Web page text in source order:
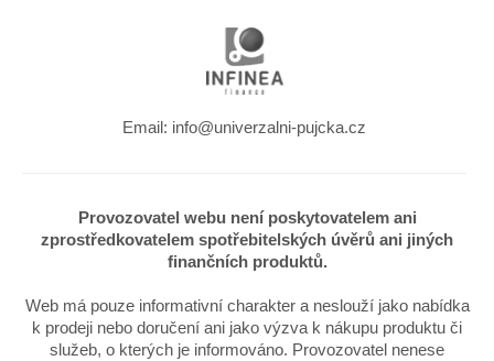
Email: info@univerzalni-pujcka.cz
Provozovatel webu není poskytovatelem ani
zprostředkovatelem spotřebitelských úvěrů ani jiných
finančních produktů.
Web má pouze informativní charakter a neslouží jako nabídka
k prodeji nebo doručení ani jako výzva k nákupu produktu či
služeb, o kterých je informováno. Provozovatel nenese